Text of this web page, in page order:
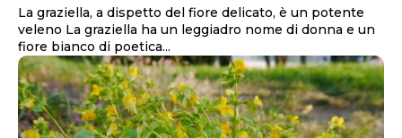
La graziella, a dispetto del fiore delicato, è un potente
veleno La graziella ha un leggiadro nome di donna e un
fiore bianco di poetica...